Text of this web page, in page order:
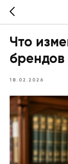
Что
брендов
18.02.2026